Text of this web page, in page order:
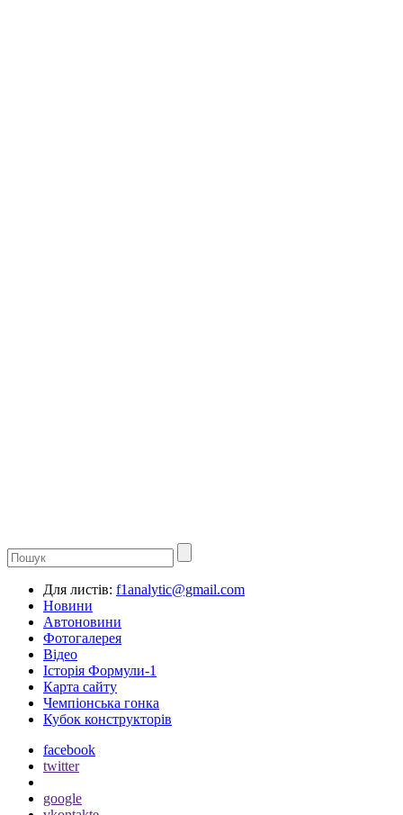
Для листів: f1analytic@gmail.com
Новини
Автоновини
Фотогалерея
Відео
Історія Формули-1
Карта сайту
Чемпіонська гонка
Кубок конструкторів
facebook
twitter
google